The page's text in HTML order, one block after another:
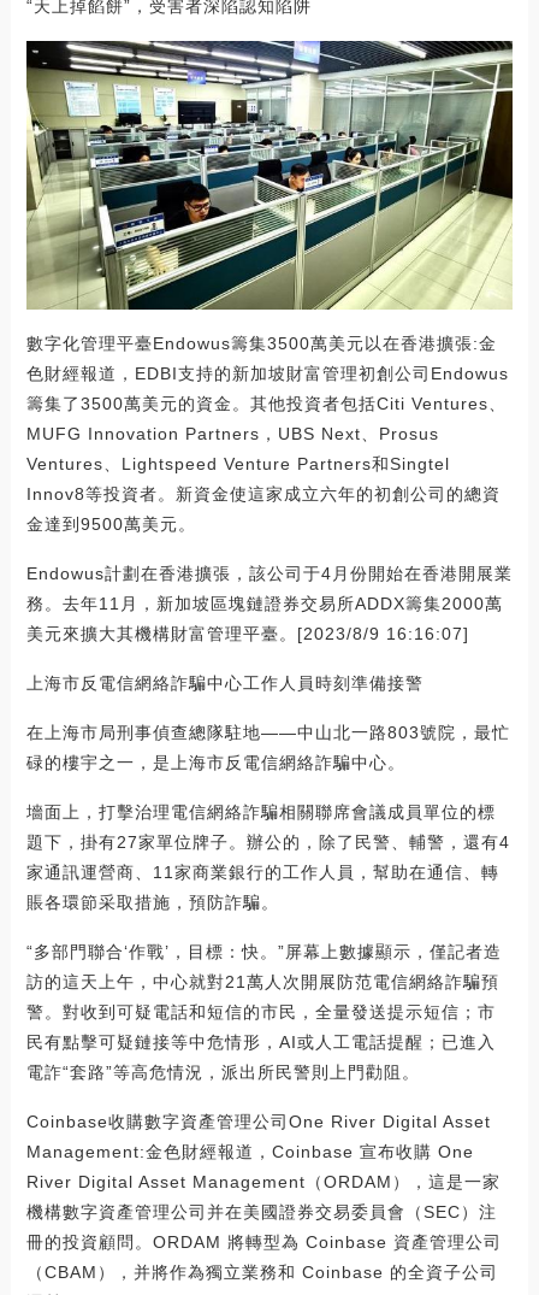
“天上掉餡餅”，受害者深陷認知陷阱
數字化管理平臺Endowus籌集3500萬美元以在香港擴張:金
色財經報道，EDBI支持的新加坡財富管理初創公司Endowus
籌集了3500萬美元的資金。其他投資者包括Citi Ventures、
MUFG Innovation Partners，UBS Next、Prosus
Ventures、Lightspeed Venture Partners和Singtel
Innov8等投資者。新資金使這家成立六年的初創公司的總資
金達到9500萬美元。
Endowus計劃在香港擴張，該公司于4月份開始在香港開展業
務。去年11月，新加坡區塊鏈證券交易所ADDX籌集2000萬
美元來擴大其機構財富管理平臺。[2023/8/9 16:16:07]
上海市反電信網絡詐騙中心工作人員時刻準備接警
在上海市局刑事偵查總隊駐地——中山北一路803號院，最忙
碌的樓宇之一，是上海市反電信網絡詐騙中心。
墻面上，打擊治理電信網絡詐騙相關聯席會議成員單位的標
題下，掛有27家單位牌子。辦公的，除了民警、輔警，還有4
家通訊運營商、11家商業銀行的工作人員，幫助在通信、轉
賬各環節采取措施，預防詐騙。
“多部門聯合‘作戰’，目標：快。”屏幕上數據顯示，僅記者造
訪的這天上午，中心就對21萬人次開展防范電信網絡詐騙預
警。對收到可疑電話和短信的市民，全量發送提示短信；市
民有點擊可疑鏈接等中危情形，AI或人工電話提醒；已進入
電詐“套路”等高危情況，派出所民警則上門勸阻。
Coinbase收購數字資產管理公司One River Digital Asset
Management:金色財經報道，Coinbase 宣布收購 One
River Digital Asset Management（ORDAM），這是一家
機構數字資產管理公司并在美國證券交易委員會（SEC）注
冊的投資顧問。ORDAM 將轉型為 Coinbase 資產管理公司
（CBAM），并將作為獨立業務和 Coinbase 的全資子公司